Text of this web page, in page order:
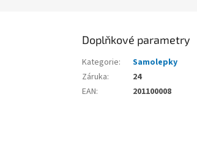
Doplňkové parametry
Kategorie:
Samolepky
Záruka:
24
EAN: 201100008